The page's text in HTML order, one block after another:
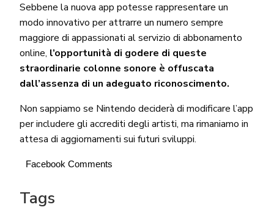
Sebbene la nuova app potesse rappresentare un
modo innovativo per attrarre un numero sempre
maggiore di appassionati al servizio di abbonamento
online, l’opportunità di godere di queste
straordinarie colonne sonore è offuscata
dall’assenza di un adeguato riconoscimento.
Non sappiamo se Nintendo deciderà di modificare l’app
per includere gli accrediti degli artisti, ma rimaniamo in
attesa di aggiornamenti sui futuri sviluppi.
Facebook Comments
Tags